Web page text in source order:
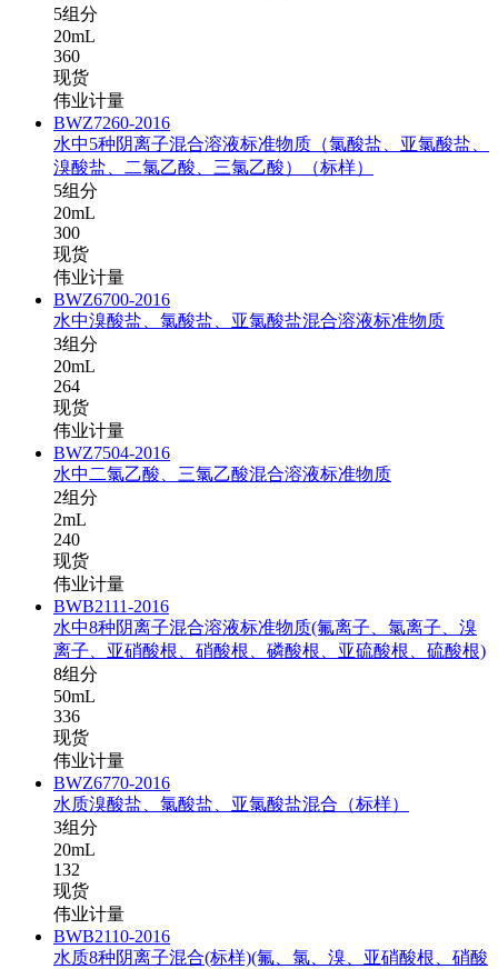
5组分
20mL
360
现货
伟业计量
BWZ7260-2016
水中5种阴离子混合溶液标准物质（氯酸盐、亚氯酸盐、
溴酸盐、二氯乙酸、三氯乙酸）（标样）
5组分
20mL
300
现货
伟业计量
BWZ6700-2016
水中溴酸盐、氯酸盐、亚氯酸盐混合溶液标准物质
3组分
20mL
264
现货
伟业计量
BWZ7504-2016
水中二氯乙酸、三氯乙酸混合溶液标准物质
2组分
2mL
240
现货
伟业计量
BWB2111-2016
水中8种阴离子混合溶液标准物质(氟离子、氯离子、溴
离子、亚硝酸根、硝酸根、磷酸根、亚硫酸根、硫酸根)
8组分
50mL
336
现货
伟业计量
BWZ6770-2016
水质溴酸盐、氯酸盐、亚氯酸盐混合（标样）
3组分
20mL
132
现货
伟业计量
BWB2110-2016
水质8种阴离子混合(标样)(氟、氯、溴、亚硝酸根、硝酸